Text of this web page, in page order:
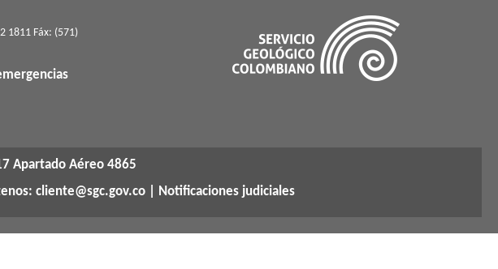
1811 Fáx: (571)
Apartado Aéreo 4865
cliente@sgc.gov.co | Notificaciones judiciales